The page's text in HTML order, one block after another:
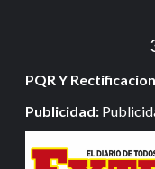
PQR Y
Publicidad: